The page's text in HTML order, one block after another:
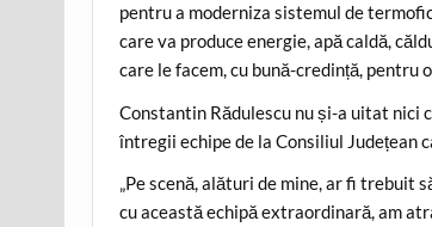
pentru a moderniza sistemul de
care va produce energie, apă caldă,
care le facem, cu bună-credință, pentru
Constantin Rădulescu nu și-a uitat nici
întregii echipe de la Consiliul Județean
„Pe scenă, alături de mine, ar fi trebuit
cu această echipă extraordinară, am